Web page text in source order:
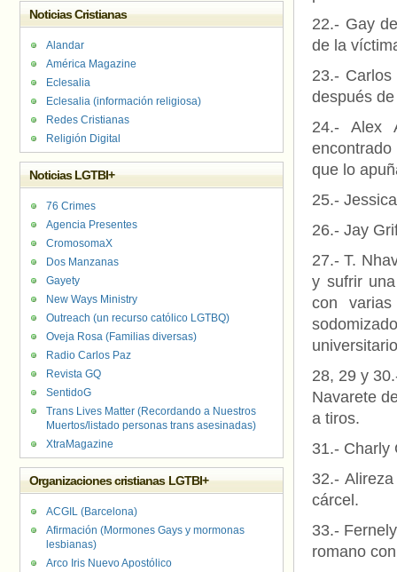
22.- Gay
de la
23.-
después
24.- Alex
que lo
25.-
26.- Jay
27.- T.
y sufrir
con
28, 29 y
Navarete
a tiros.
31.- Charly
32.-
cárcel.
33.-
romano
Noticias Cristianas
Alandar
América Magazine
Eclesalia
Eclesalia (información religiosa)
Redes Cristianas
Religión Digital
Noticias LGTBI+
76 Crimes
Agencia Presentes
CromosomaX
Dos Manzanas
Gayety
New Ways Ministry
Outreach (un recurso católico LGTBQ)
Oveja Rosa (Familias diversas)
Radio Carlos Paz
Revista GQ
SentidoG
Trans Lives Matter (Recordando a Nuestros
Muertos/listado personas trans asesinadas)
XtraMagazine
Organizaciones cristianas LGTBI+
ACGIL (Barcelona)
Afirmación (Mormones Gays y mormonas
lesbianas)
Arco Iris Nuevo Apostólico